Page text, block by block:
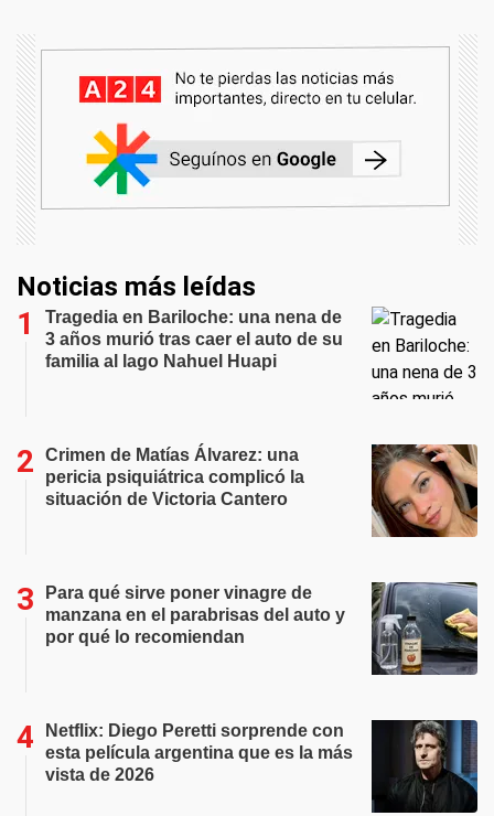
Noticias más leídas
Tragedia en Bariloche: una nena de
3 años murió tras caer el auto de su
familia al lago Nahuel Huapi
Crimen de Matías Álvarez: una
pericia psiquiátrica complicó la
situación de Victoria Cantero
Para qué sirve poner vinagre de
manzana en el parabrisas del auto y
por qué lo recomiendan
Netflix: Diego Peretti sorprende con
esta película argentina que es la más
vista de 2026